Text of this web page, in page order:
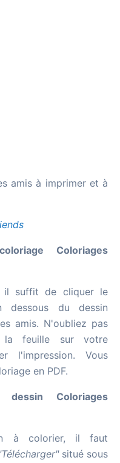
amis à imprimer et à
Coloriages
il suffit de cliquer le
du dessin
amis. N'oubliez pas
la feuille sur votre
l'impression. Vous
en PDF.
Coloriages
à colorier, il faut
situé sous